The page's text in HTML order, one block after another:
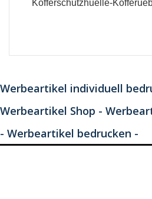
Kofferschutzhuelle-
Werbeartikel individuell
Werbeartikel Shop -
- Werbeartikel bedrucken -